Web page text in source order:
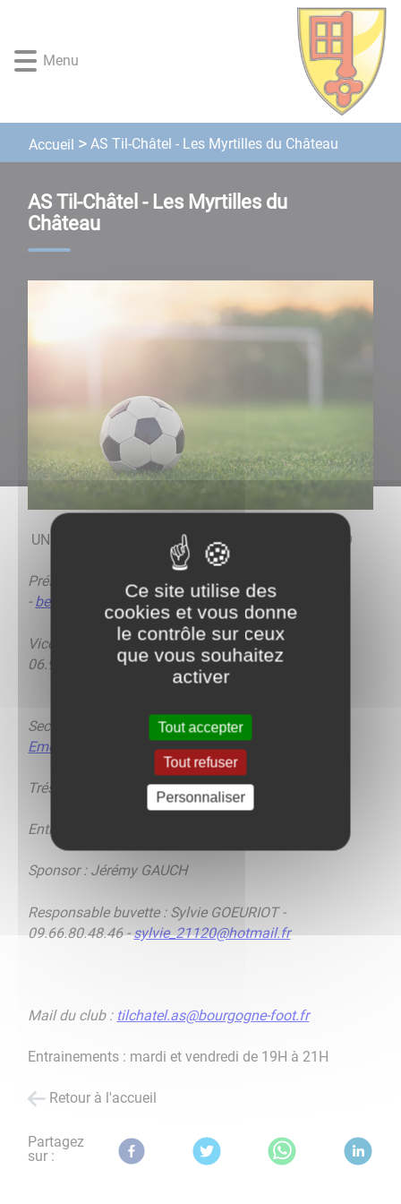
rapide
au
rapide
au
rapide
rapide
au
Menu
Accueil AS Til-Châtel - Les Myrtilles du Château
AS Til-Châtel - Les Myrtilles du
Château
UN NOUVEAU BUREAU A ETE ELU LE 10 JUIN 2019
Président : Cyril BEUCHOT -06.21.87.55.46
- beutch21@orange.fr
Vice-président : David FLATTOT -
06.95.91.02.02-climat.is21@yahoo.fr
Secrétaire : Emeline ILTIS - 06.87.04.46.03 -
Emeline.Iltis@u-bourgogne.fr
Trésorier : David CLIVET
Entraineur : Frédéric CRAMOISY
Sponsor : Jérémy GAUCH
Responsable buvette : Sylvie GOEURIOT -
09.66.80.48.46 -sylvie_21120@hotmail.fr
Mail du club : tilchatel.as@bourgogne-foot.fr
Entrainements : mardi et vendredi de 19H à 21H
Retour à l'accueil
Partagez
sur :
Ce site utilise des
cookies et vous donne
le contrôle sur ceux
que vous souhaitez
activer
Tout accepter
Tout refuser
Personnaliser